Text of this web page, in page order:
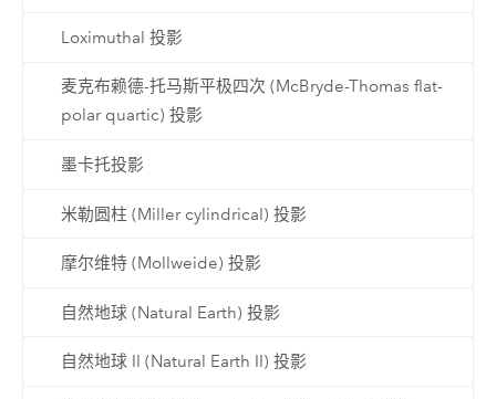
Loximuthal 投影
麦克布赖德-托马斯平极四次 (McBryde-Thomas flat-
polar quartic) 投影
墨卡托投影
米勒圆柱 (Miller cylindrical) 投影
摩尔维特 (Mollweide) 投影
自然地球 (Natural Earth) 投影
自然地球 II (Natural Earth II) 投影